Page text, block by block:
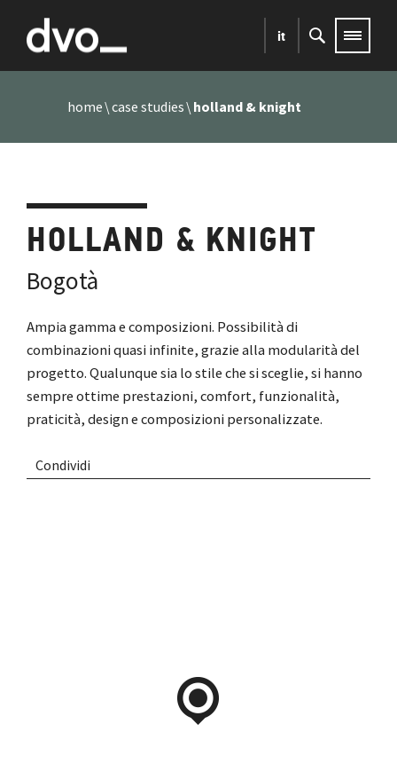
it
home case studies holland & knight
HOLLAND & KNIGHT
Bogotà
Ampia gamma e composizioni. Possibilità di
combinazioni quasi infinite, grazie alla modularità del
progetto. Qualunque sia lo stile che si sceglie, si hanno
sempre ottime prestazioni, comfort, funzionalità,
praticità, design e composizioni personalizzate.
Condividi